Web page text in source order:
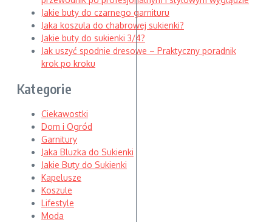
Jakie buty do czarnego garnituru
Jaka koszula do chabrowej sukienki?
Jakie buty do sukienki 3/4?
Jak uszyć spodnie dresowe – Praktyczny poradnik
krok po kroku
Kategorie
Ciekawostki
Dom i Ogród
Garnitury
Jaka Bluzka do Sukienki
Jakie Buty do Sukienki
Kapelusze
Koszule
Lifestyle
Moda